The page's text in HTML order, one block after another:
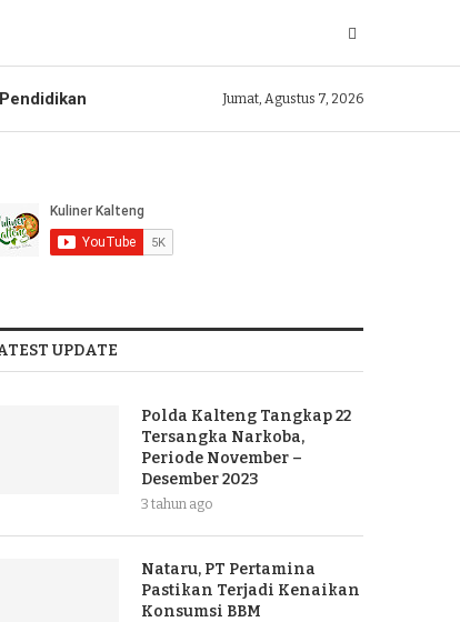
Pendidikan Jumat, Agustus 7, 2026
UPDATE
Polda Kalteng Tangkap 22
Tersangka Narkoba,
Periode November –
Desember 2023
3 tahun ago
Nataru, PT Pertamina
Pastikan Terjadi Kenaikan
Konsumsi BBM